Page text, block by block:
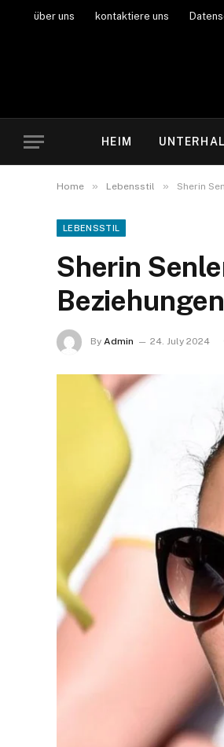
über uns kontaktiere uns
HEIM
Home » Lebensstil » Sherin
LEBENSSTIL
Sherin
Beziehungen
By Admin 24. July 2024